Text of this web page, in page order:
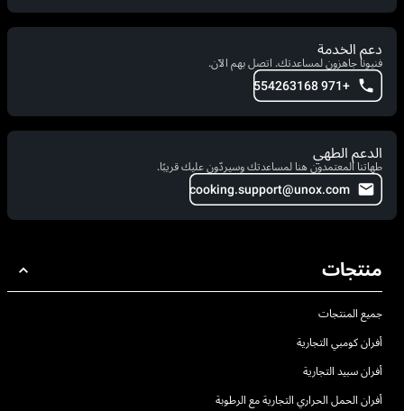
دعم الخدمة
فنيونا جاهزون لمساعدتك. اتصل بهم الآن.
+971 554263168
الدعم الطهي
طهاتنا المعتمدون هنا لمساعدتك وسيردّون عليك قريبًا.
cooking.support@unox.com
منتجات
جميع المنتجات
أفران كومبي التجارية
أفران سبيد التجارية
أفران الحمل الحراري التجارية مع الرطوبة